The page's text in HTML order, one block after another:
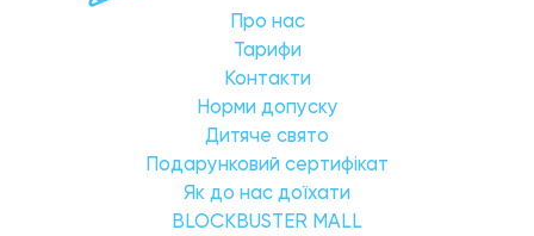
Про нас
Тарифи
Контакти
Норми допуску
Дитяче свято
Подарунковий сертифікат
Як до нас доїхати
BLOCKBUSTER MALL